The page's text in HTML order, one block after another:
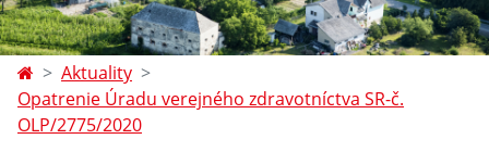
Aktuality
Opatrenie Úradu verejného zdravotníctva SR-č.
OLP/2775/2020